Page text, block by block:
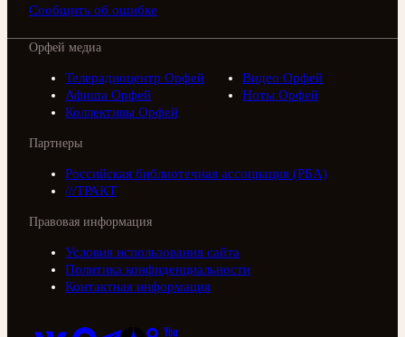
Сообщить об ошибке
Орфей медиа
Телерадиоцентр Орфей
Видео Орфей
Афиша Орфей
Ноты Орфей
Коллективы Орфей
Партнеры
Российская библиотечная ассоциация (РБА)
///ТРАКТ
Правовая информация
Условия использования сайта
Политика конфиденциальности
Контактная информация